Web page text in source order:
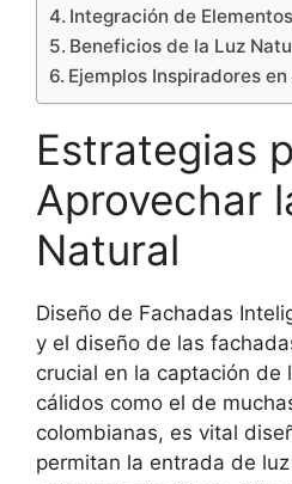
Integración de
Beneficios de la Luz
Ejemplos Inspiradores
Estrategias
Aprovechar
Natural
Diseño de Fachadas
y el diseño de las
crucial en la captación de
cálidos como el de
colombianas, es vital
permitan la entrada de